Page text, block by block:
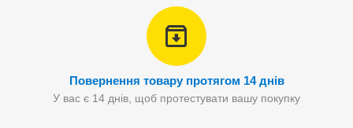
Повернення товару протягом 14 днів
У вас є 14 днів, щоб протестувати вашу покупку